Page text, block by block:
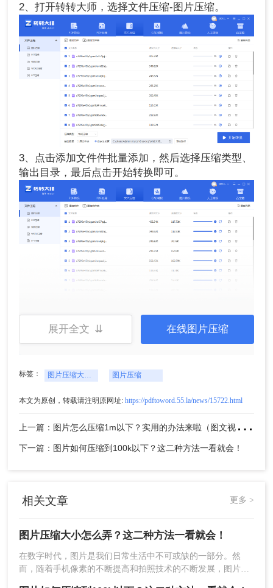
2、打开转转大师，选择文件压缩-图片压缩。
3、点击添加文件件批量添加，然后选择压缩类型、
输出目录，最后点击开始转换即可。
4、压缩完成，大家可以对比一下压缩前后的大小，
线图片压缩工具来压缩图片大小。这种方法无需安
装任何软件，只需要在浏览器中打开相应的网站即
可进行操作。下面以转转大师在线图片压缩操作为
例。
https://pdftoword.55.la/imgcompress/
展开全文 ⇊ 在线图片压缩
标签： 图片压缩大小怎么弄 图片压缩
本文为原创，转载请注明原网址: https://pdftoword.55.la/news/15722.html
上
一篇：图片怎么压缩1m以下？实用的办法来啦（图文视频教程）！
下一篇：图片如何压缩到100k以下？这二种方法一看就会！
相关文章 更多 >
图片压缩大小怎么弄？这二种方法一看就会！
在数字时代，图片是我们日常生活中不可或缺的一部分。然
而，随着手机像素的不断提高和拍照技术的不断发展，图片的